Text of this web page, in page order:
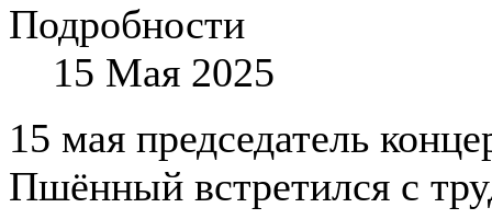
Подробности
15 Мая 2025
15 мая председатель
Пшённый встретился с